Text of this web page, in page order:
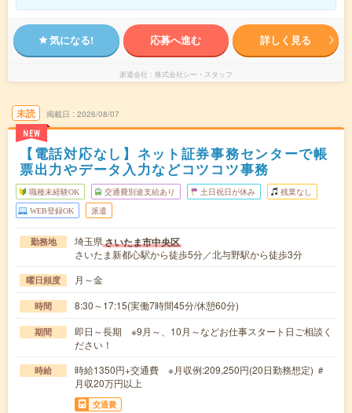
気になる! 応募へ進む 詳しく見る
派遣会社 株式会社シー・スタッフ
未読
NEW
掲載日 2026/08/07
【電話対応なし】ネット証券事務センターで帳
票出力やデータ入力などコツコツ事務
職種未経験OK 交通費別途支給あり 土日祝日が休み 残業なし
WEB登録OK 派遣
勤務地 埼玉県さいたま市中央区
さいたま新都心駅から徒歩5分／北与野駅から徒歩3分
曜日頻度 月～金
時間 8:30～17:15(実働7時間45分/休憩60分)
期間
即日～長期 ※9月～、10月～などお仕事スタート日ご相談く
ださい！
時給
時給1350円+交通費 ※月収例:209,250円(20日勤務想定) ＃
月収20万円以上
交通費